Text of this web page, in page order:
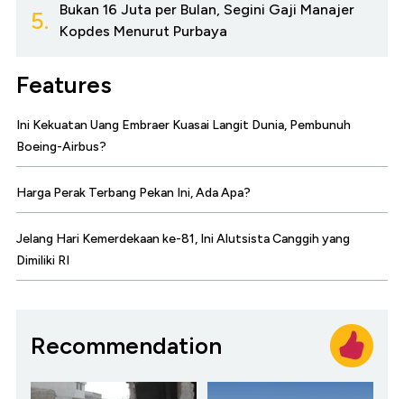
5.
Bukan 16 Juta per Bulan, Segini Gaji Manajer
Kopdes Menurut Purbaya
Features
Ini Kekuatan Uang Embraer Kuasai Langit Dunia, Pembunuh
Boeing-Airbus?
Harga Perak Terbang Pekan Ini, Ada Apa?
Jelang Hari Kemerdekaan ke-81, Ini Alutsista Canggih yang
Dimiliki RI
Recommendation